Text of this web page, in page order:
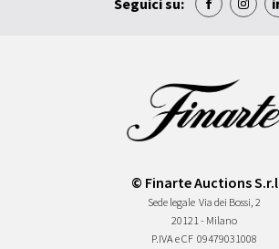
Seguici su:
© Finarte Auctions S.r.l
Sede legale Via dei Bossi, 2
20121 - Milano
P.IVA e CF 09479031008